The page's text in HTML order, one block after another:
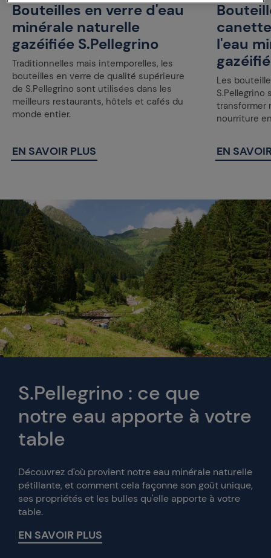
Bouteilles en verre d'eau
minérale naturelle
gazéifiée S.Pellegrino
Traditionnelles mais intemporelles, les
bouteilles en verre de qualité supérieure
de S.Pellegrino sont utilisées dans les
meilleurs restaurants, hôtels et cafés du
monde entier.
EN SAVOIR PLUS
l'eau
Les
S.Pellegrino
transformer
nourriture
EN
S.Pellegrino : ce que
notre eau apporte à votre
table
Découvrez d'où provient notre eau minérale naturelle
pétillante, et comment cela façonne son goût unique,
ses propriétés et les bulles qu'elle apporte à votre
table.
EN SAVOIR PLUS